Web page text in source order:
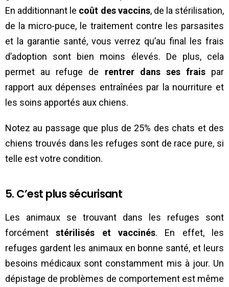
En additionnant le coût des vaccins, de la stérilisation,
de la micro-puce, le traitement contre les parsasites
et la garantie santé, vous verrez qu’au final les frais
d’adoption sont bien moins élevés. De plus, cela
permet au refuge de rentrer dans ses fraispar
rapport aux dépenses entraînées par la nourriture et
les soins apportés aux chiens.
Notez au passage que plus de 25% des chats et des
chiens trouvés dans les refuges sont de race pure, si
telle est votre condition.
5. C’est plus sécurisant
Les animaux se trouvant dans les refuges sont
forcémentstérilisés et vaccinés. En effet, les
refuges gardent les animaux en bonne santé, et leurs
besoins médicaux sont constamment mis à jour. Un
dépistage de problèmes de comportement est même